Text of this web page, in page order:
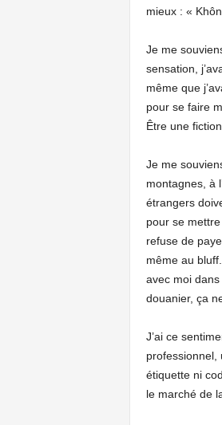
mieux : «
Je me
sensation,
même que
pour se faire
Être une
Je me
montagnes, à
étrangers
pour se
refuse de
même au
avec moi
douanier, ça
J’ai ce
professionnel,
étiquette ni
le marché de